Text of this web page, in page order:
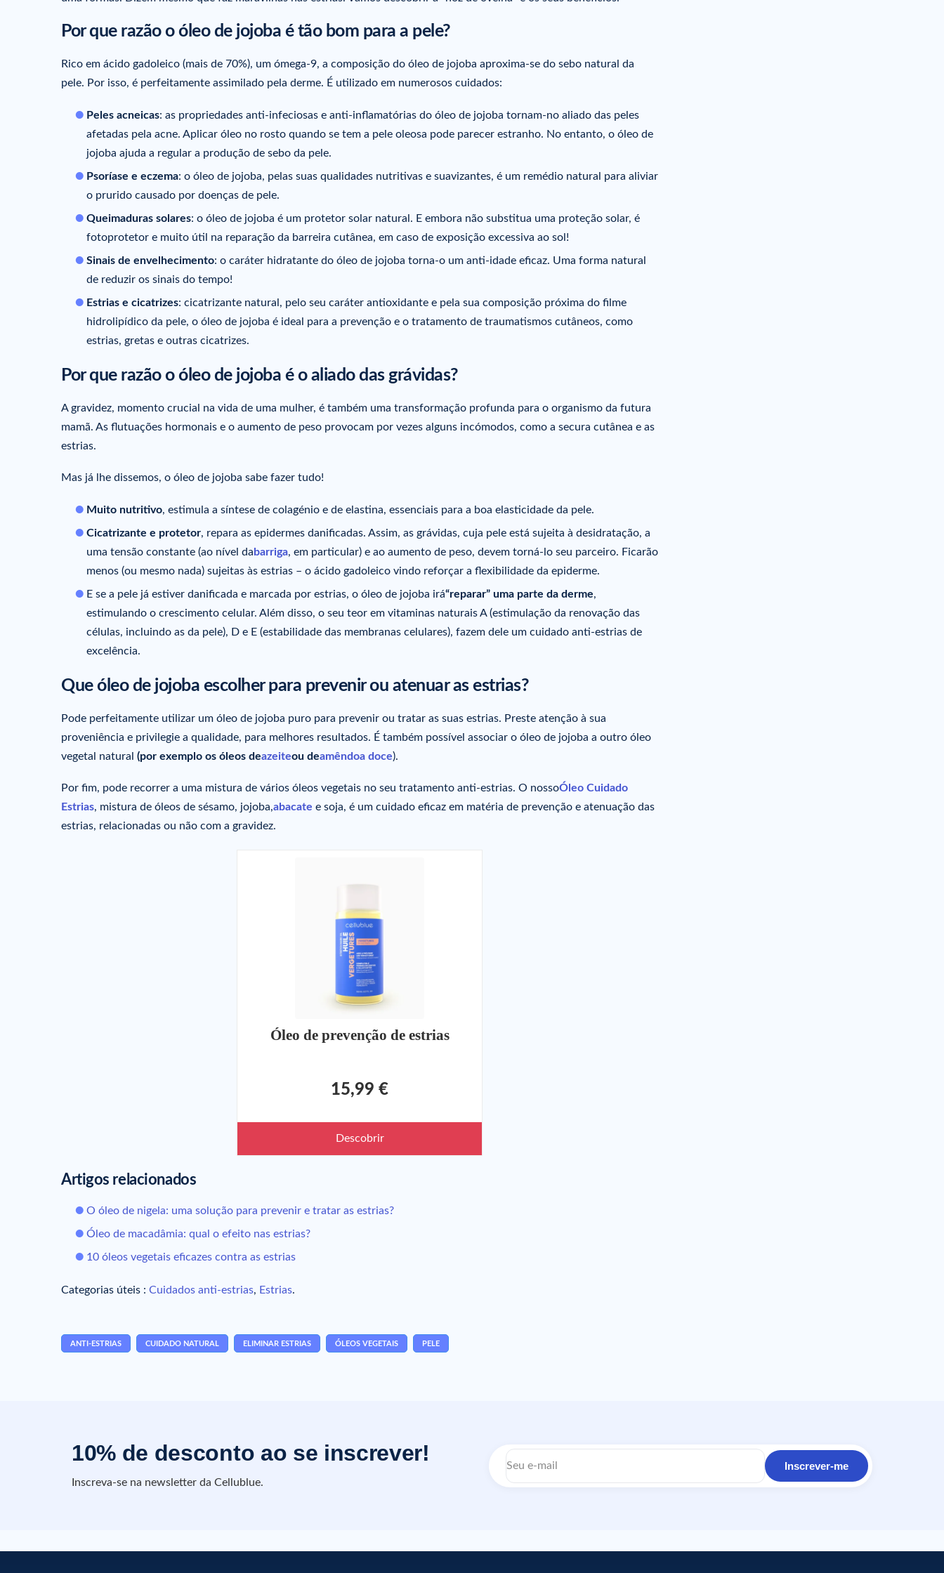
Por que razão o óleo de jojoba é tão bom para a pele?
Rico em ácido gadoleico (mais de 70%), um ómega-9, a composição do óleo de jojoba aproxima-se do sebo natural da
pele. Por isso, é perfeitamente assimilado pela derme. É utilizado em numerosos cuidados:
Peles acneicas: as propriedades anti-infeciosas e anti-inflamatórias do óleo de jojoba tornam-no aliado das peles
afetadas pela acne. Aplicar óleo no rosto quando se tem a pele oleosa pode parecer estranho. No entanto, o óleo de
jojoba ajuda a regular a produção de sebo da pele.
Psoríase e eczema: o óleo de jojoba, pelas suas qualidades nutritivas e suavizantes, é um remédio natural para aliviar
o prurido causado por doenças de pele.
Queimaduras solares: o óleo de jojoba é um protetor solar natural. E embora não substitua uma proteção solar, é
fotoprotetor e muito útil na reparação da barreira cutânea, em caso de exposição excessiva ao sol!
Sinais de envelhecimento: o caráter hidratante do óleo de jojoba torna-o um anti-idade eficaz. Uma forma natural
de reduzir os sinais do tempo!
Estrias e cicatrizes: cicatrizante natural, pelo seu caráter antioxidante e pela sua composição próxima do filme
hidrolipídico da pele, o óleo de jojoba é ideal para a prevenção e o tratamento de traumatismos cutâneos, como
estrias, gretas e outras cicatrizes.
Por que razão o óleo de jojoba é o aliado das grávidas?
A gravidez, momento crucial na vida de uma mulher, é também uma transformação profunda para o organismo da futura
mamã. As flutuações hormonais e o aumento de peso provocam por vezes alguns incómodos, como a secura cutânea e as
estrias.
Mas já lhe dissemos, o óleo de jojoba sabe fazer tudo!
Muito nutritivo, estimula a síntese de colagénio e de elastina, essenciais para a boa elasticidade da pele.
Cicatrizante e protetor, repara as epidermes danificadas. Assim, as grávidas, cuja pele está sujeita à desidratação, a
uma tensão constante (ao nível dabarriga, em particular) e ao aumento de peso, devem torná-lo seu parceiro. Ficarão
menos (ou mesmo nada) sujeitas às estrias – o ácido gadoleico vindo reforçar a flexibilidade da epiderme.
E se a pele já estiver danificada e marcada por estrias, o óleo de jojoba irá“reparar” uma parte da derme,
estimulando o crescimento celular. Além disso, o seu teor em vitaminas naturais A (estimulação da renovação das
células, incluindo as da pele), D e E (estabilidade das membranas celulares), fazem dele um cuidado anti-estrias de
excelência.
Que óleo de jojoba escolher para prevenir ou atenuar as estrias?
Pode perfeitamente utilizar um óleo de jojoba puro para prevenir ou tratar as suas estrias. Preste atenção à sua
proveniência e privilegie a qualidade, para melhores resultados. É também possível associar o óleo de jojoba a outro óleo
vegetal natural (por exemplo os óleos deazeiteou deamêndoa doce).
Por fim, pode recorrer a uma mistura de vários óleos vegetais no seu tratamento anti-estrias. O nossoÓleo Cuidado
Estrias, mistura de óleos de sésamo, jojoba,abacate e soja, é um cuidado eficaz em matéria de prevenção e atenuação das
estrias, relacionadas ou não com a gravidez.
Óleo de prevenção de estrias
15,99 €
Descobrir
Artigos relacionados
O óleo de nigela: uma solução para prevenir e tratar as estrias?
Óleo de macadâmia: qual o efeito nas estrias?
10 óleos vegetais eficazes contra as estrias
Categorias úteis : Cuidados anti-estrias, Estrias.
ANTI-ESTRIAS CUIDADO NATURAL ELIMINAR ESTRIAS ÓLEOS VEGETAIS PELE
10% de desconto ao se inscrever!
Inscreva-se na newsletter da Cellublue.
Inscrever-me